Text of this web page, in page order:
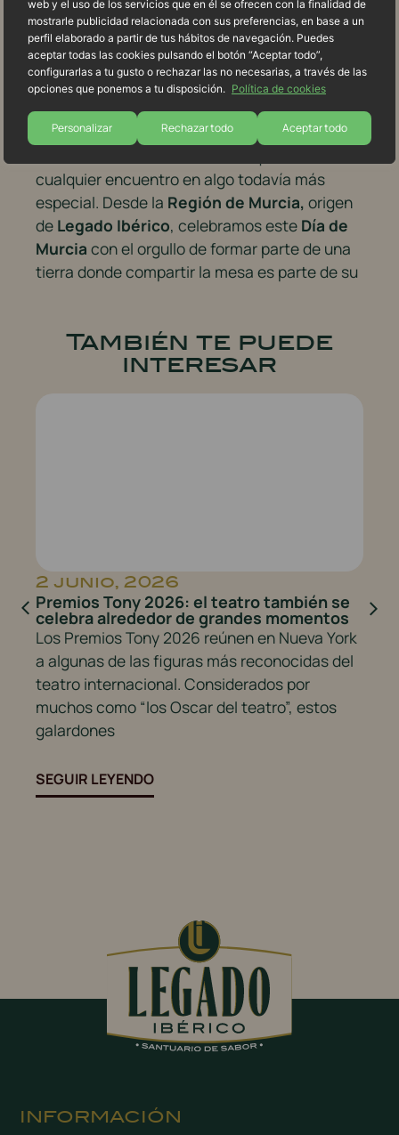
web y el uso de los servicios que en él se ofrecen con la finalidad de
mostrarle publicidad relacionada con sus preferencias, en base a un
perfil elaborado a partir de tus hábitos de navegación. Puedes
aceptar todas las cookies pulsando el botón “Aceptar todo”,
configurarlas a tu gusto o rechazar las no necesarias, a través de las
opciones que ponemos a tu disposición. Política de cookies
Personalizar Rechazar todo Aceptar todo
veces los mejores planes empiezan igual: una
terraza, buena compañía y algo rico en el
centro de la mesa.
Murcia se disfruta así. Sin prisa. Con
conversación. Con tapeo. Con tradición. Y
cualquier encuentro en algo todavía más
especial. Desde la Región de Murcia, origen
de Legado Ibérico, celebramos este Día de
Murcia con el orgullo de formar parte de una
tierra donde compartir la mesa es parte de su
También te puede
interesar
2 junio, 2026
Premios Tony 2026: el teatro también se
celebra alrededor de grandes momentos
Los Premios Tony 2026 reúnen en Nueva York
a algunas de las figuras más reconocidas del
teatro internacional. Considerados por
muchos como “los Oscar del teatro”, estos
galardones
SEGUIR LEYENDO
INFORMACIÓN